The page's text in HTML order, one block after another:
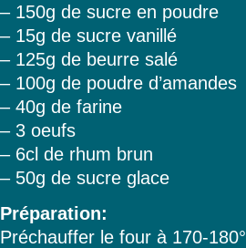
– 150g de sucre en poudre
– 15g de sucre vanillé
– 125g de beurre salé
– 100g de poudre d’amandes
– 40g de farine
– 3 oeufs
– 6cl de rhum brun
– 50g de sucre glace
Préparation:
Préchauffer le four à 170-180°